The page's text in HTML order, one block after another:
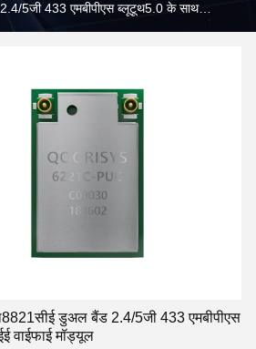
5जी 433 एमबीपीएस ब्लूटूथ5.0 के साथ
डुअल बैंड 2.4/5जी 433 एमबीपीएस
वाईफाई मॉड्यूल